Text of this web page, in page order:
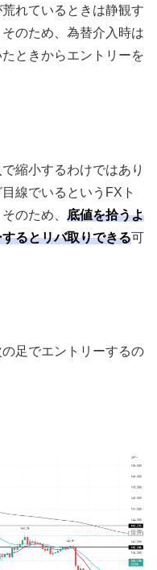
れているときは静観す
のため、為替介入時は
ときからエントリーを
縮小するわけではあり
線でいるという FX ト
のため、 底値を拾うよ
るとリバ取りできる可
足でエントリーするの